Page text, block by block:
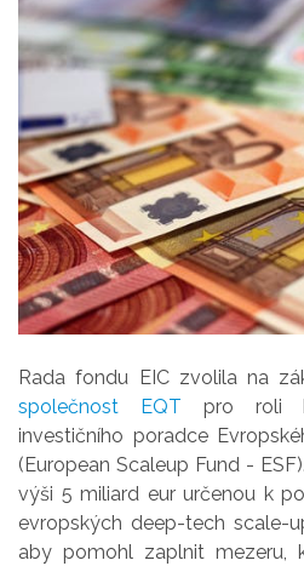
Rada fondu EIC zvolila na
společnost EQT pro roli
investičního poradce
(European Scaleup Fund -
výši 5 miliard eur určenou k
evropských deep-tech scale-
aby pomohl zaplnit mezeru,